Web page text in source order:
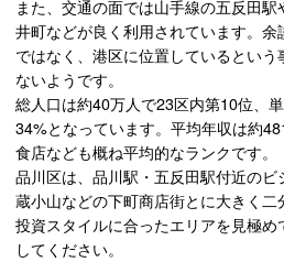
また、交通の面では山手線の五反田
井町などが良く利用されています。
ではなく、港区に位置しているとい
ないようです。
総人口は約40万人で23区内第10位、
34%となっています。平均年収は約
食店なども概ね平均的なランクです。
品川区は、品川駅・五反田駅付近の
蔵小山などの下町商店街とに大きく
投資スタイルに合ったエリアを見極
してください。